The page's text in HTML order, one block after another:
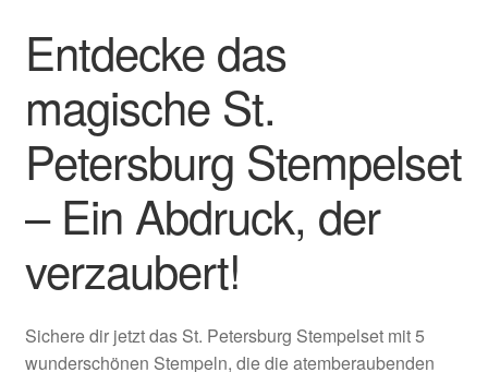
Entdecke das
magische St.
Petersburg Stempelset
– Ein Abdruck, der
verzaubert!
Sichere dir jetzt das St. Petersburg Stempelset mit 5
wunderschönen Stempeln, die die atemberaubenden